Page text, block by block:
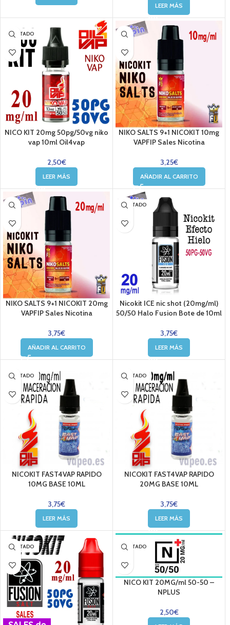
LEER MÁS
AGOTADO
NICO KIT 20mg 50pg/50vg niko
vap 10ml Oil4vap
2,50€
LEER MÁS
NIKO SALTS 9+1 NICOKIT 10mg
VAPFIP Sales Nicotina
3,25€
AÑADIR AL CARRITO
NIKO SALTS 9+1 NICOKIT 20mg
VAPFIP Sales Nicotina
3,75€
AÑADIR AL CARRITO
AGOTADO
Nicokit ICE nic shot (20mg/ml)
50/50 Halo Fusion Bote de 10ml
3,75€
LEER MÁS
AGOTADO
NICOKIT FAST4VAP RAPIDO
10MG BASE 10ML
3,75€
LEER MÁS
AGOTADO
NICOKIT FAST4VAP RAPIDO
20MG BASE 10ML
3,75€
LEER MÁS
AGOTADO AGOTADO
NICO KIT 20MG/ml 50-50 –
NPLUS
2,50€